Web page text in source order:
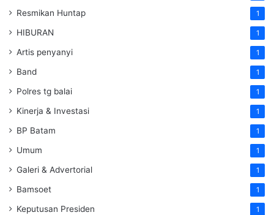
Resmikan Huntap 1
HIBURAN 1
Artis penyanyi 1
Band 1
Polres tg balai 1
Kinerja & Investasi 1
BP Batam 1
Umum 1
Galeri & Advertorial 1
Bamsoet 1
Keputusan Presiden 1